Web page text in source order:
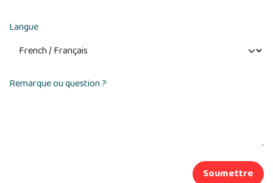
Langue
Remarque ou question ?
Soumettre